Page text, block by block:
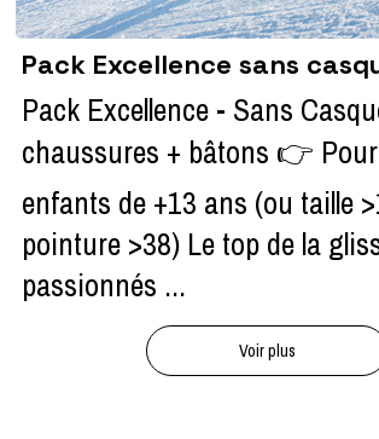
Pack Excellence sans
Pack Excellence - Sans
chaussures + bâtons 👉
enfants de +13 ans (ou taille
pointure >38) Le top de la
passionnés ...
Voir plus